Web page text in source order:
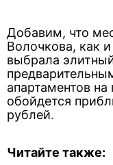
Добавим, что
Волочкова, как
выбрала
апартаментов
обойдется
рублей.
Читайте также: